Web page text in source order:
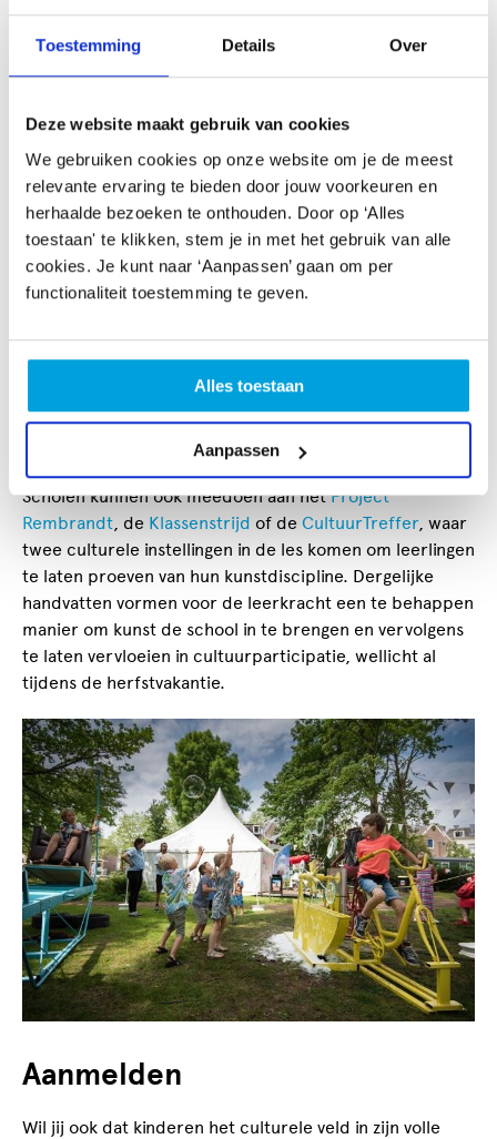
Toestemming Details Over
Deze website maakt gebruik van cookies
We gebruiken cookies op onze website om je de meest
relevante ervaring te bieden door jouw voorkeuren en
herhaalde bezoeken te onthouden. Door op ‘Alles
toestaan' te klikken, stem je in met het gebruik van alle
cookies. Je kunt naar ‘Aanpassen’ gaan om per
functionaliteit toestemming te geven.
Alles toestaan
Aanpassen
Speciaal voor de Culturele Spelen heeft
projectengemaakt om scholen op een laagdrempelige
manier kennis te laten maken met De Betovering én het
creatieve proces dat zo kenmerkend is voor de
leerlijnen van COH. Zo kunnen scholen die nog niet
eerder met COH gewerkt hebben de proef op de som
nemen: wat houdt zo’n COH-project eigenlijk in? Wat
kunnen we met COH en hoe werkt dat? Eigenlijk
in cultuuronderwijs met een kunstexplosie van de
Betovering in de vrije tijd. Een redelijk unieke kans, die
de input van twee complementaire partijen bundelt en
daarmee kunst beschikbaar maakt voor kinderen ónder
Scholen kunnen ook meedoen aan hetProject
Rembrandt, de Klassenstrijd of de CultuurTreffer, waar
twee culturele instellingen in de les komen om leerlingen
te laten proeven van hun kunstdiscipline. Dergelijke
handvatten vormen voor de leerkracht een te behappen
manier om kunst de school in te brengen en vervolgens
te laten vervloeien in cultuurparticipatie, wellicht al
tijdens de herfstvakantie.
Aanmelden
Wil jij ook dat kinderen het culturele veld in zijn volle